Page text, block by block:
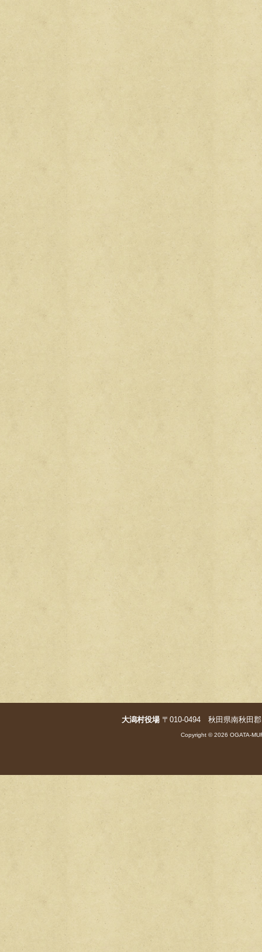
大潟村役場〒010-0494 秋田県南秋田
Copyright © 2026 OGATA-